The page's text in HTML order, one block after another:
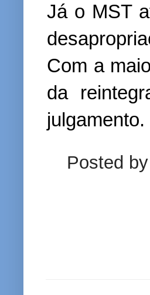
Já o MST
Com a
da
julgamento.
Posted by